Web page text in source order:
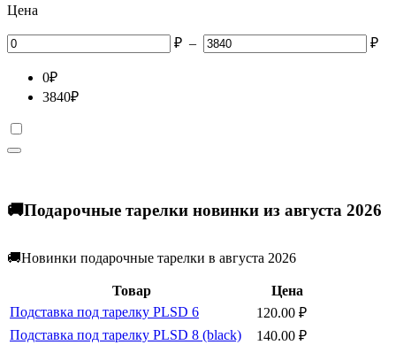
Цена
₽ – ₽
0₽
3840₽
🚚Подарочные тарелки новинки из августа 2026
🚚Новинки подарочные тарелки в августа 2026
Товар
Цена
Подставка под тарелку PLSD 6
120.00 ₽
Подставка под тарелку PLSD 8 (black)
140.00 ₽